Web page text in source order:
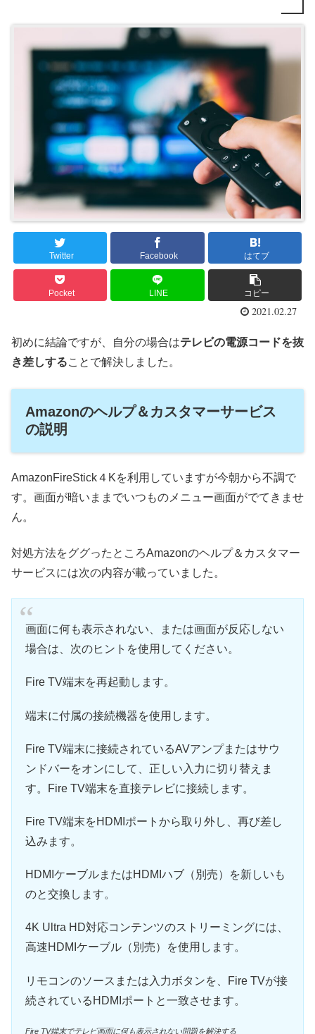
Twitter Facebook はてブ
Pocket LINE コピー
2021.02.27
初めに結論ですが、自分の場合はテレビの電源コードを抜
き差しすることで解決しました。
Amazonのヘルプ＆カスタマーサービス
の説明
AmazonFireStick４Kを利用していますが今朝から不調で
す。画面が暗いままでいつものメニュー画面がでてきませ
ん。
対処方法をググったところAmazonのヘルプ＆カスタマー
サービスには次の内容が載っていました。
画面に何も表示されない、または画面が反応しない
場合は、次のヒントを使用してください。
Fire TV端末を再起動します。
端末に付属の接続機器を使用します。
Fire TV端末に接続されているAVアンプまたはサウ
ンドバーをオンにして、正しい入力に切り替えま
す。Fire TV端末を直接テレビに接続します。
Fire TV端末をHDMIポートから取り外し、再び差し
込みます。
HDMIケーブルまたはHDMIハブ（別売）を新しいも
のと交換します。
4K Ultra HD対応コンテンツのストリーミングには、
高速HDMIケーブル（別売）を使用します。
リモコンのソースまたは入力ボタンを、Fire TVが接
続されているHDMIポートと一致させます。
Fire TV端末でテレビ画面に何も表示されない問題を解決する